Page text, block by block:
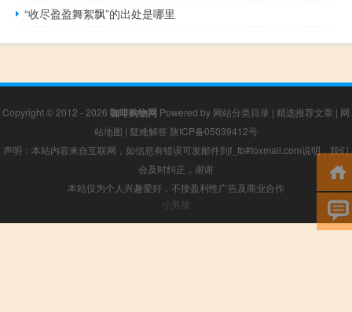
“收尽盈盈舞絮飘”的出处是哪里
Copyright © 2012 - 2026 咖啡购物网 Powered by 网站分类目录 | 精选推荐文章 | 网
站地图 | 疑难解答 陕ICP备05039412号
声明：本站内容来自互联网，如信息有错误可发邮件到f_fb#foxmail.com说明，我们
会及时纠正，谢谢
本站仅为个人兴趣爱好，不接盈利性广告及商业合作
小男孩